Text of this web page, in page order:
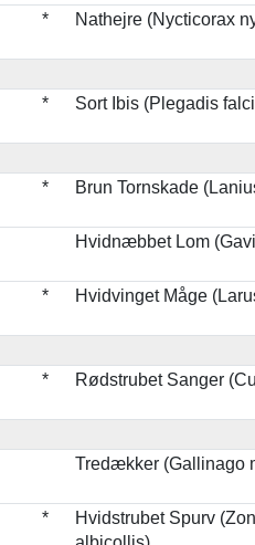
* Nathejre (Nycticorax
* Sort Ibis (Plegadis
* Brun Tornskade
Hvidnæbbet Lom
* Hvidvinget Måge
* Rødstrubet Sanger
Tredækker (Gallinago
*
Hvidstrubet Spurv